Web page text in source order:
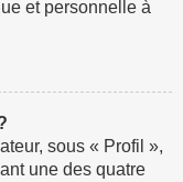
et personnelle à
sous « Profil »,
une des quatre